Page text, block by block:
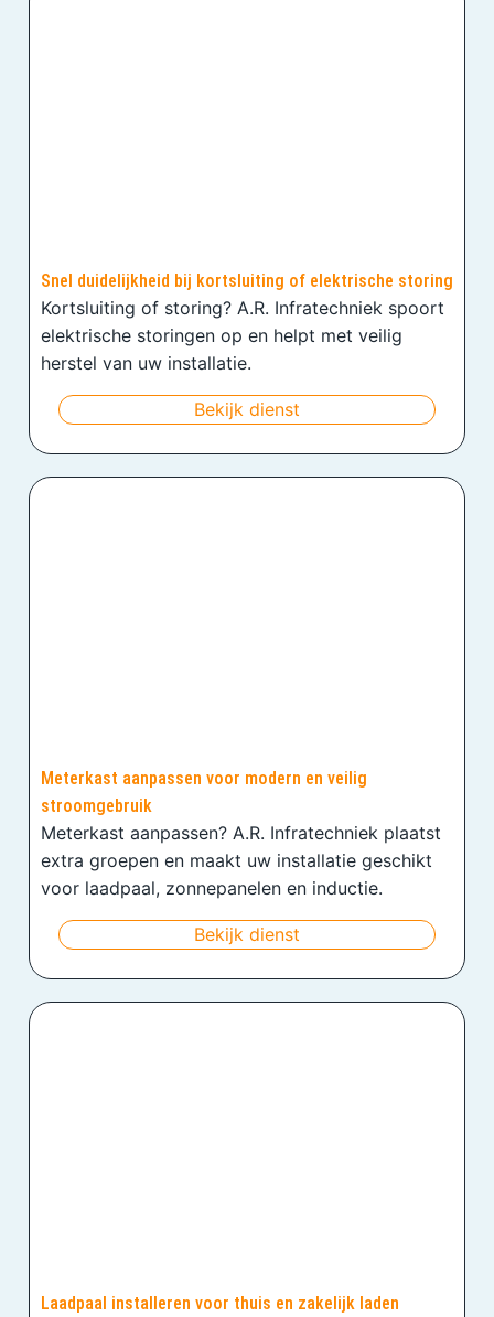
Snel duidelijkheid bij kortsluiting of elektrische storing
Kortsluiting of storing? A.R. Infratechniek spoort
elektrische storingen op en helpt met veilig
herstel van uw installatie.
Bekijk dienst
Meterkast aanpassen voor modern en veilig
stroomgebruik
Meterkast aanpassen? A.R. Infratechniek plaatst
extra groepen en maakt uw installatie geschikt
voor laadpaal, zonnepanelen en inductie.
Bekijk dienst
Laadpaal installeren voor thuis en zakelijk laden